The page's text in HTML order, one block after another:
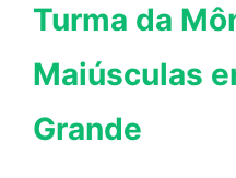
Turma da
Maiúsculas
Grande